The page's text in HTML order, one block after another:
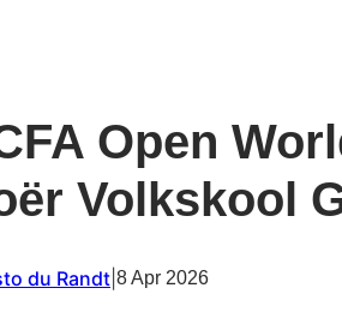
Open
Volkskool
du Randt 8 Apr 2026